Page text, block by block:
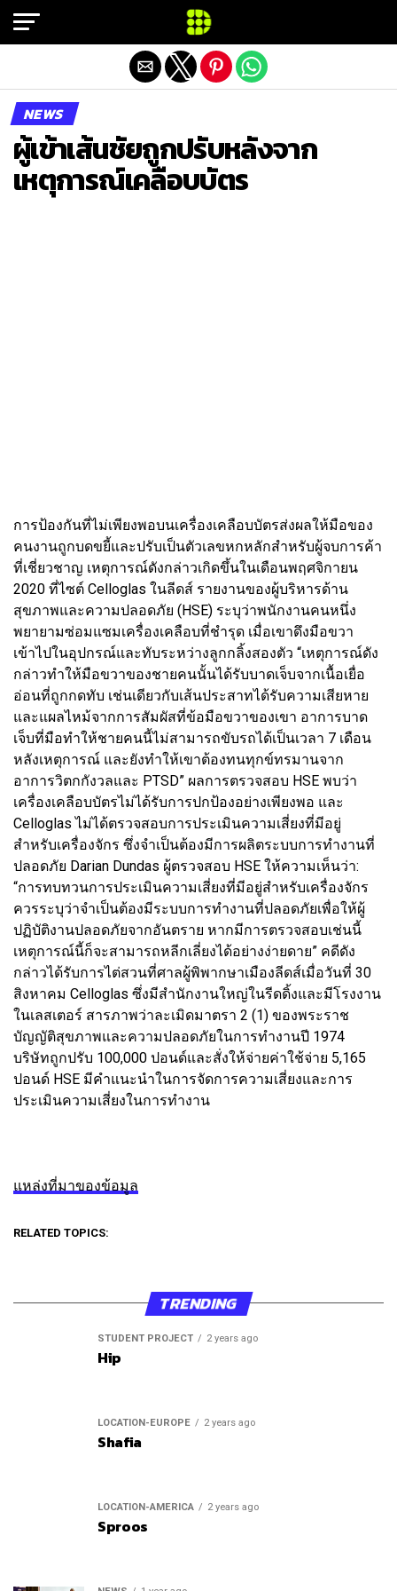
NEWS
ผู้เข้าเส้นชัยถูกปรับหลังจาก
เหตุการณ์เคลือบบัตร
การป้องกันที่ไม่เพียงพอบนเครื่องเคลือบบัตรส่งผลให้มือของ
คนงานถูกบดขยี้และปรับเป็นตัวเลขหกหลักสำหรับผู้จบการค้า
ที่เชี่ยวชาญ เหตุการณ์ดังกล่าวเกิดขึ้นในเดือนพฤศจิกายน
2020 ที่ไซต์ Celloglas ในลีดส์ รายงานของผู้บริหารด้าน
สุขภาพและความปลอดภัย (HSE) ระบุว่าพนักงานคนหนึ่ง
พยายามซ่อมแซมเครื่องเคลือบที่ชำรุด เมื่อเขาดึงมือขวา
เข้าไปในอุปกรณ์และทับระหว่างลูกกลิ้งสองตัว “เหตุการณ์ดัง
กล่าวทำให้มือขวาของชายคนนั้นได้รับบาดเจ็บจากเนื้อเยื่อ
อ่อนที่ถูกกดทับ เช่นเดียวกับเส้นประสาทได้รับความเสียหาย
และแผลไหม้จากการสัมผัสที่ข้อมือขวาของเขา อาการบาด
เจ็บที่มือทำให้ชายคนนี้ไม่สามารถขับรถได้เป็นเวลา 7 เดือน
หลังเหตุการณ์ และยังทำให้เขาต้องทนทุกข์ทรมานจาก
อาการวิตกกังวลและ PTSD” ผลการตรวจสอบ HSE พบว่า
เครื่องเคลือบบัตรไม่ได้รับการปกป้องอย่างเพียงพอ และ
Celloglas ไม่ได้ตรวจสอบการประเมินความเสี่ยงที่มีอยู่
สำหรับเครื่องจักร ซึ่งจำเป็นต้องมีการผลิตระบบการทำงานที่
ปลอดภัย Darian Dundas ผู้ตรวจสอบ HSE ให้ความเห็นว่า:
“การทบทวนการประเมินความเสี่ยงที่มีอยู่สำหรับเครื่องจักร
ควรระบุว่าจำเป็นต้องมีระบบการทำงานที่ปลอดภัยเพื่อให้ผู้
ปฏิบัติงานปลอดภัยจากอันตราย หากมีการตรวจสอบเช่นนี้
เหตุการณ์นี้ก็จะสามารถหลีกเลี่ยงได้อย่างง่ายดาย” คดีดัง
กล่าวได้รับการไต่สวนที่ศาลผู้พิพากษาเมืองลีดส์เมื่อวันที่ 30
สิงหาคม Celloglas ซึ่งมีสำนักงานใหญ่ในรีดดิ้งและมีโรงงาน
ในเลสเตอร์ สารภาพว่าละเมิดมาตรา 2 (1) ของพระราช
บัญญัติสุขภาพและความปลอดภัยในการทำงานปี 1974
บริษัทถูกปรับ 100,000 ปอนด์และสั่งให้จ่ายค่าใช้จ่าย 5,165
ปอนด์ HSE มีคำแนะนำในการจัดการความเสี่ยงและการ
ประเมินความเสี่ยงในการทำงาน
แหล่งที่มาของข้อมูล
RELATED TOPICS:
TRENDING
STUDENT PROJECT 2 years ago
Hip
LOCATION-EUROPE 2 years ago
Shafia
LOCATION-AMERICA 2 years ago
Sproos
Exit mobile version